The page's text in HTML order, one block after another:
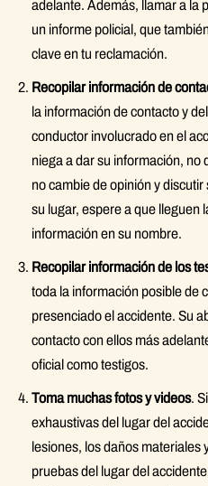
adelante. Además, llamar a la
un informe policial, que
clave en tu reclamación.
Recopilar información de
la información de contacto y
conductor involucrado en el
niega a dar su información, no
no cambie de opinión y
su lugar, espere a que lleguen
información en su nombre.
Recopilar información de los
toda la información posible de
presenciado el accidente. Su
contacto con ellos más
oficial como testigos.
Toma muchas fotos y videos.
exhaustivas del lugar del
lesiones, los daños materiales
pruebas del lugar del